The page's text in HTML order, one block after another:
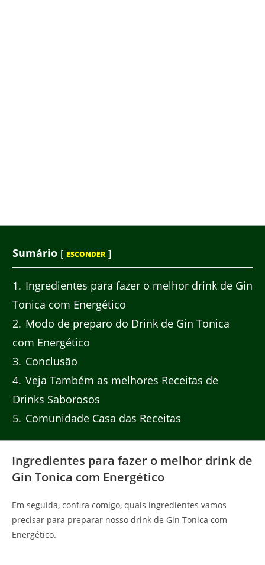
Sumário [ ESCONDER ]
1
Ingredientes para fazer o melhor drink de Gin
Tonica com Energético
2 Modo de preparo do Drink de Gin Tonica
com Energético
3 Conclusão
4 Veja Também as melhores Receitas de
Drinks Saborosos
5 Comunidade Casa das Receitas
Ingredientes para fazer o melhor drink de
Gin Tonica com Energético
Em seguida, confira comigo, quais ingredientes vamos
precisar para preparar nosso drink de Gin Tonica com
Energético.